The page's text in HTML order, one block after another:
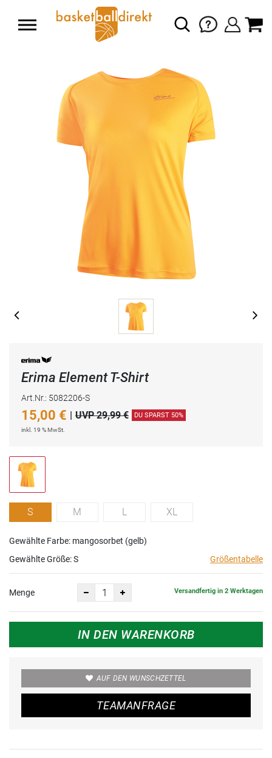
Erima Element T-Shirt
Art.Nr.: 5082206-S
15,00 € | UVP 29,99 € DU SPARST 50%
inkl. 19 % MwSt.
S M L XL
Gewählte Farbe: mangosorbet (gelb)
Gewählte Größe:S Größentabelle
Menge Versandfertig in 2 Werktagen
IN DEN WARENKORB
AUF DEN WUNSCHZETTEL
TEAMANFRAGE